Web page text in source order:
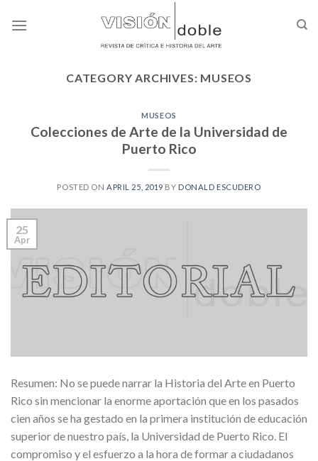
CATEGORY ARCHIVES: MUSEOS
MUSEOS
Colecciones de Arte de la Universidad de
Puerto Rico
POSTED ON APRIL 25, 2019 BY DONALD ESCUDERO
25
Apr
Resumen: No se puede narrar la Historia del Arte en Puerto
Rico sin mencionar la enorme aportación que en los pasados
cien años se ha gestado en la primera institución de educación
superior de nuestro país, la Universidad de Puerto Rico. El
compromiso y el esfuerzo a la hora de formar a ciudadanos